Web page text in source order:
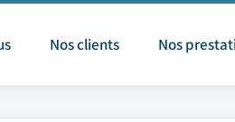
Nos clients Nos